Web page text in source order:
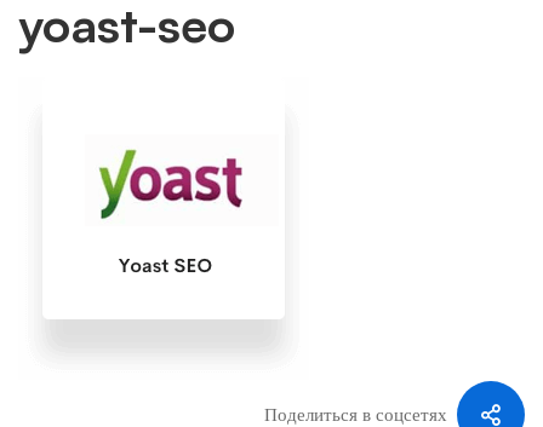
extended-
plugin-
yoast-
seo
yoast-seo
Поделиться в соцсетях